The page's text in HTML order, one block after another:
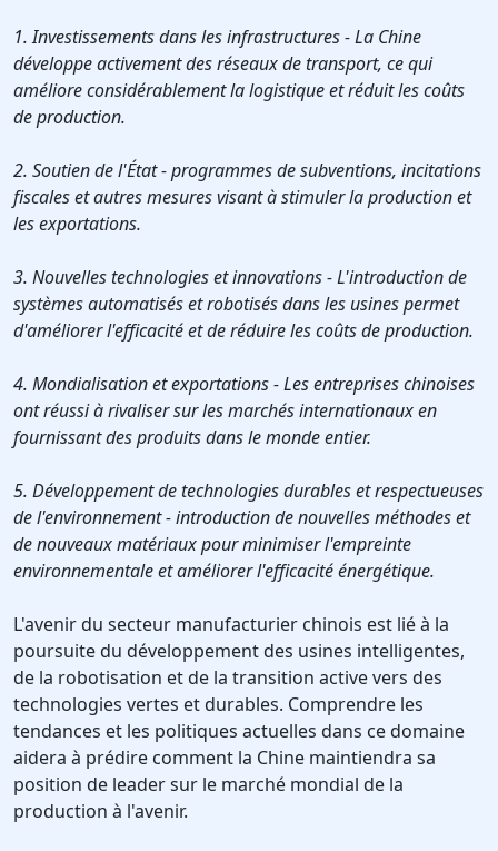
1. Investissements dans les infrastructures - La Chine
développe activement des réseaux de transport, ce qui
améliore considérablement la logistique et réduit les coûts
de production.
2. Soutien de l'État - programmes de subventions, incitations
fiscales et autres mesures visant à stimuler la production et
les exportations.
3. Nouvelles technologies et innovations - L'introduction de
systèmes automatisés et robotisés dans les usines permet
d'améliorer l'efficacité et de réduire les coûts de production.
4. Mondialisation et exportations - Les entreprises chinoises
ont réussi à rivaliser sur les marchés internationaux en
fournissant des produits dans le monde entier.
5. Développement de technologies durables et respectueuses
de l'environnement - introduction de nouvelles méthodes et
de nouveaux matériaux pour minimiser l'empreinte
environnementale et améliorer l'efficacité énergétique.
L'avenir du secteur manufacturier chinois est lié à la
poursuite du développement des usines intelligentes,
de la robotisation et de la transition active vers des
technologies vertes et durables. Comprendre les
tendances et les politiques actuelles dans ce domaine
aidera à prédire comment la Chine maintiendra sa
position de leader sur le marché mondial de la
production à l'avenir.